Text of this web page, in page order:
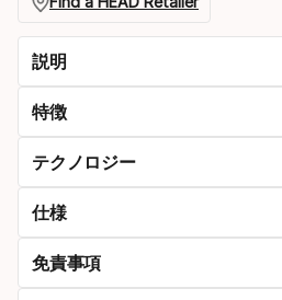
シ
説明
特徴
テクノロジー
仕様
免責事項